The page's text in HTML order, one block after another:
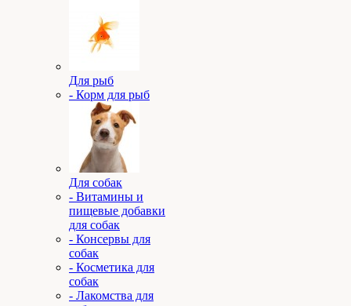
Для рыб
- Корм для рыб
Для собак
- Витамины и
пищевые добавки
для собак
- Консервы для
собак
- Косметика для
собак
- Лакомства для